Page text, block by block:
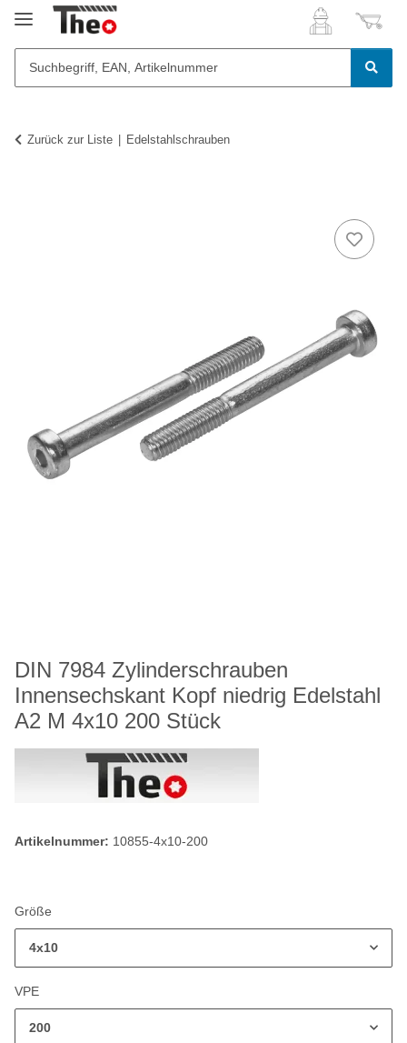
Zurück zur Liste Edelstahlschrauben
DIN 7984 Zylinderschrauben
Innensechskant Kopf niedrig Edelstahl
A2 M 4x10 200 Stück
Artikelnummer: 10855-4x10-200
Größe
4x10
VPE
200